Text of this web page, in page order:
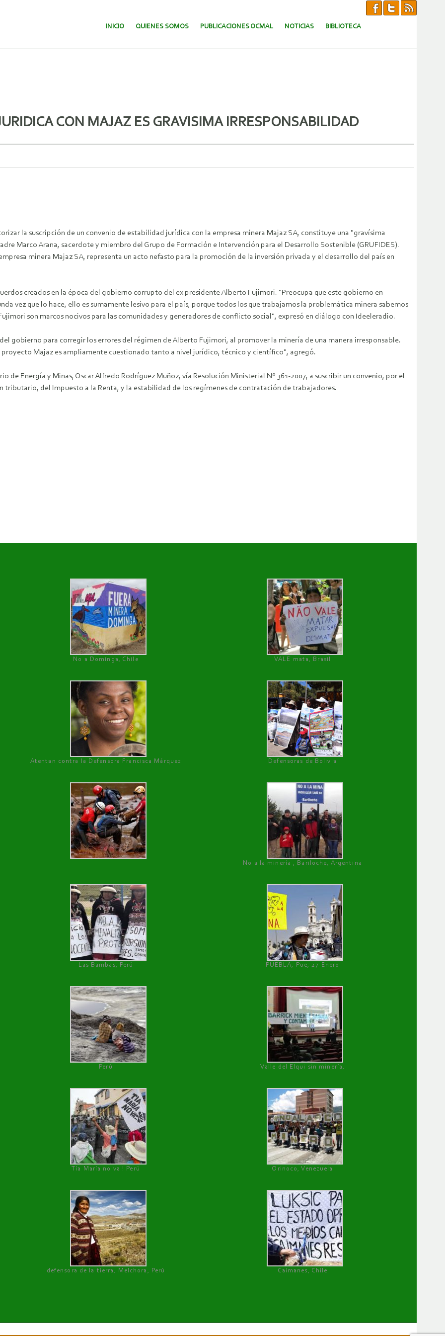
SALTAR AL CONTENIDO.
INICIO QUIENES SOMOS PUBLICACIONES OCMAL NOTICIAS BIBLIOTECA
CON MAJAZ ES GRAVISIMA IRRESPONSABILIDAD
la suscripción de un convenio de estabilidad jurídica con la empresa minera Majaz SA, constituye una "gravísima
Marco Arana, sacerdote y miembro del Grupo de Formación e Intervención para el Desarrollo Sostenible (GRUFIDES).
minera Majaz SA, representa un acto nefasto para la promoción de la inversión privada y el desarrollo del país en
creados en la época del gobierno corrupto del ex presidente Alberto Fujimori. "Preocupa que este gobierno en
vez que lo hace, ello es sumamente lesivo para el país, porque todos los que trabajamos la problemática minera sabemos
son marcos nocivos para las comunidades y generadores de conflicto social", expresó en diálogo con Ideeleradio.
gobierno para corregir los errores del régimen de Alberto Fujimori, al promover la minería de una manera irresponsable.
proyecto Majaz es ampliamente cuestionado tanto a nivel jurídico, técnico y científico", agregó.
de Energía y Minas, Oscar Alfredo Rodríguez Muñoz, vía Resolución Ministerial Nº 361-2007, a suscribir un convenio, por el
del Impuesto a la Renta, y la estabilidad de los regímenes de contratación de trabajadores.
No a Dominga, Chile
VALE mata, Brasil
Atentan contra la Defensora Francisca Márquez Defensoras de Bolivia
No a la minería , Bariloche, Argentina
Las Bambas, Perú PUEBLA, Pue, 27 Enero
Perú Valle del Elqui sin minería.
Tía María no va ! Perú Orinoco, Venezuela
defensora de la tierra, Melchora, Perú Caimanes, Chile